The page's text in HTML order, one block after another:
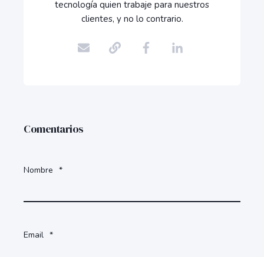
tecnología quien trabaje para nuestros
clientes, y no lo contrario.
Comentarios
Nombre *
Email *